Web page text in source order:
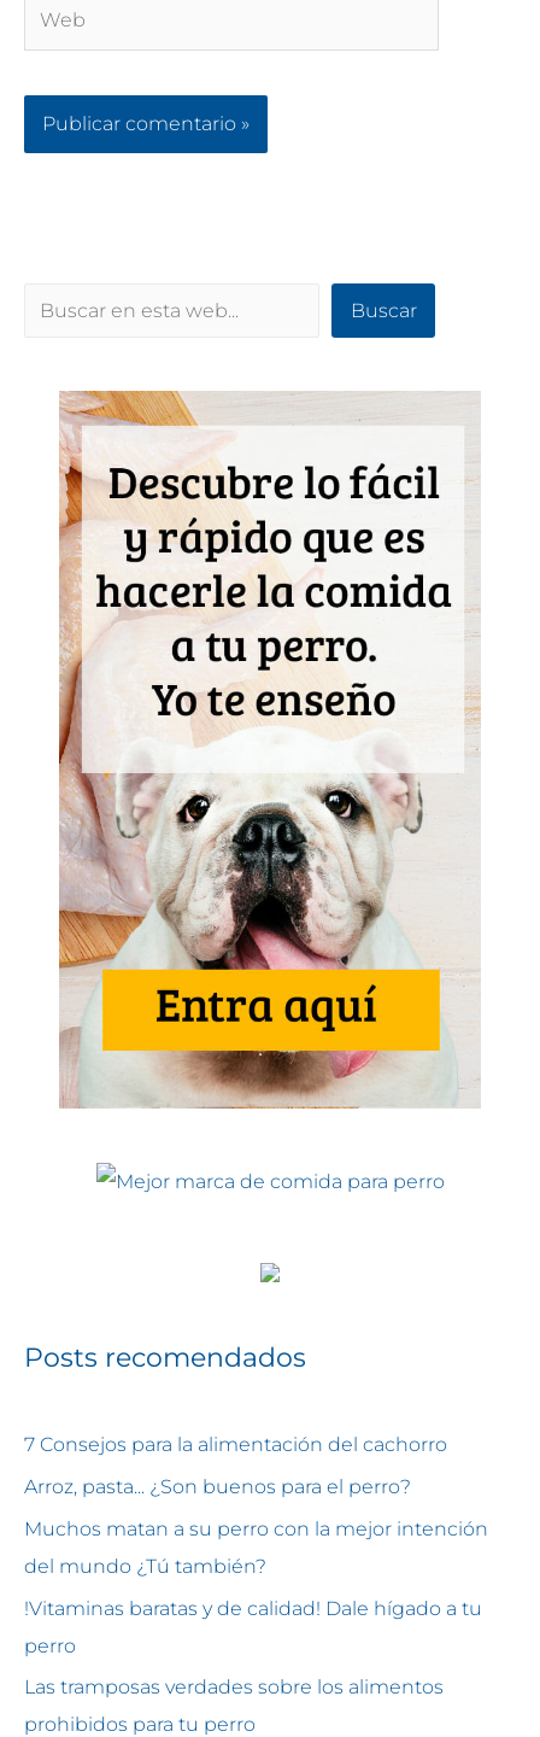
Buscar Buscar
Posts recomendados
7 Consejos para la alimentación del cachorro
Arroz, pasta... ¿Son buenos para el perro?
Muchos matan a su perro con la mejor intención
del mundo ¿Tú también?
!Vitaminas baratas y de calidad! Dale hígado a tu
perro
Las tramposas verdades sobre los alimentos
prohibidos para tu perro